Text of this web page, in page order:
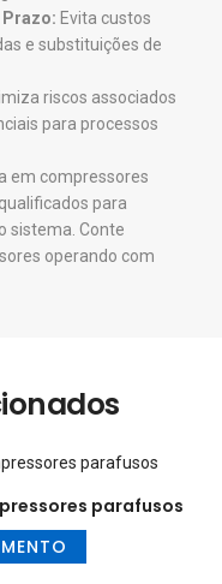
Prazo: Evita custos
e substituições de
riscos associados
para processos
em compressores
para
sistema. Conte
operando com
parafusos